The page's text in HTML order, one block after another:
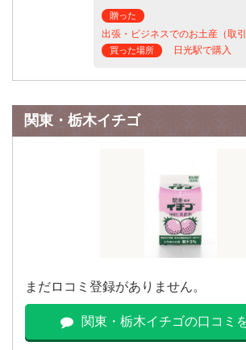
贈った
出張・ビジネスでのお土産（取引
買った場所 日光駅で購入
関東・栃木イチゴ
まだロコミ登録がありません。
関東・栃木イチゴの口コミ